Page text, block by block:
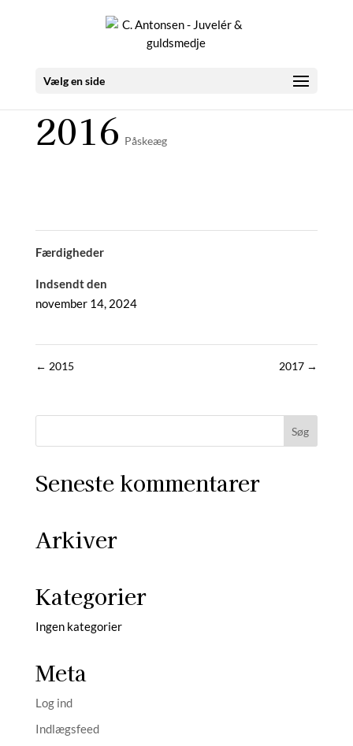
Vælg en side
2016 Påskeæg
Færdigheder
Indsendt den
november 14, 2024
← 2015 2017 →
Seneste kommentarer
Arkiver
Kategorier
Ingen kategorier
Meta
Log ind
Indlægsfeed